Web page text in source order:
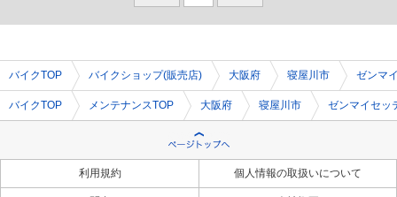
バイクTOP バイクショップ(販売店) 大阪府 寝屋川市 ゼンマ
バイクTOP メンテナンスTOP 大阪府 寝屋川市 ゼンマイセッ
利用規約 個人情報の取扱いについて